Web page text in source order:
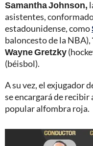
Samantha Johnson,
asistentes,
estadounidense, como
baloncesto de la NBA),
Wayne Gretzky
(béisbol).
A su vez, el exjugador
se encargará de recibir
popular alfombra roja.